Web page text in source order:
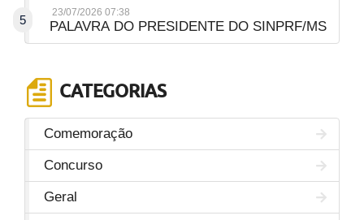
5
23/07/2026 07:38
PALAVRA DO PRESIDENTE DO SINPRF/MS
CATEGORIAS
Comemoração
Concurso
Geral